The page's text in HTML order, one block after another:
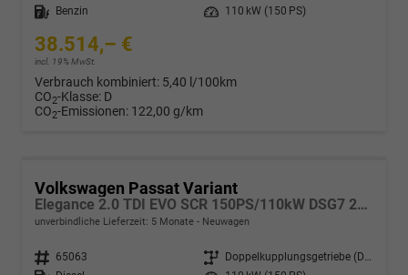
Kraftstoff
Benzin Leistung 110 kW (150 PS)
38.514,– €
incl. 19% MwSt.
Verbrauch kombiniert: 5,40 l/100km
CO2-Klasse: D
CO2-Emissionen: 122,00 g/km
Volkswagen Passat Variant
Elegance 2.0 TDI EVO SCR 150PS/110kW DSG7 2026
unverbindliche Lieferzeit: 5 Monate Neuwagen
Fahrzeugnr. 65063 Getriebe
Doppelkupplungsgetriebe (DSG)